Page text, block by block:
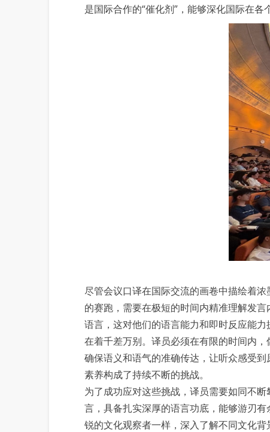
是国际合作的“催化剂”，能够深化国际在
尽管会议口译在国际交流的画卷中描绘着
的赛跑，需要在极短的时间内精准理解发
语言，这对他们的语言能力和即时反应能
在着千差万别。译员必须在有限的时间内
确保语义和语气的准确传达，让听众感受
素养构成了持续不断的挑战。
为了成功应对这些挑战，译员需要如同不
言，具备扎实深厚的语言功底，能够游刃
锐的文化观察者一样，深入了解不同文化